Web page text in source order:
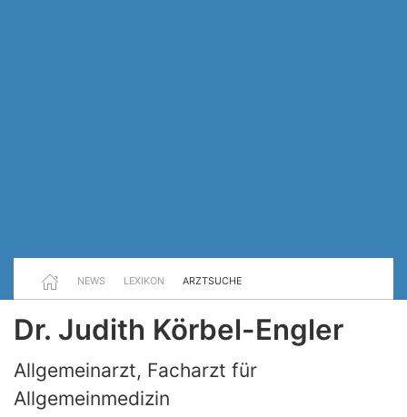
NEWS LEXIKON ARZTSUCHE
Dr. Judith Körbel-Engler
Allgemeinarzt, Facharzt für
Allgemeinmedizin